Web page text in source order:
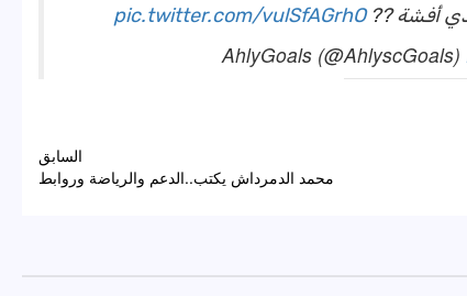
أفشة ??pic.twitter.com/vulSfAGrhO
السابق
محمد الدمرداش يكتب..الدعم والرياضة وروابط